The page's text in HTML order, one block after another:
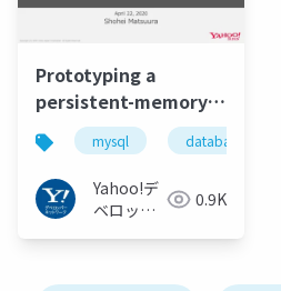
Prototyping a
persistent-memory-
native MySQL
Storage Engine Leo
#MySQL #Database
#Transaction
#PersistentMemory
mysql database
Yahoo!デ
ベロッパ
0.9K